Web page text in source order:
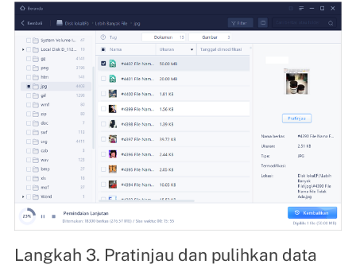
Langkah 3. Pratinjau dan pulihkan data